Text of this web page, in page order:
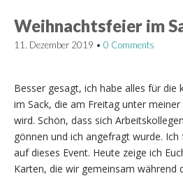
Weihnachtsfeier im
11. Dezember 2019 • 0 Comments
Besser gesagt, ich habe alles für die
im Sack, die am Freitag unter
wird. Schön, dass sich
gönnen und ich angefragt wurde.
auf dieses Event. Heute zeige ich
Karten, die wir gemeinsam während